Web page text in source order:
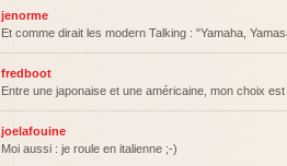
jenorme
Et comme dirait les modern Talking : "Yamaha,
fredboot
Entre une japonaise et une américaine, mon choix est
joelafouine
Moi aussi : je roule en italienne ;-)